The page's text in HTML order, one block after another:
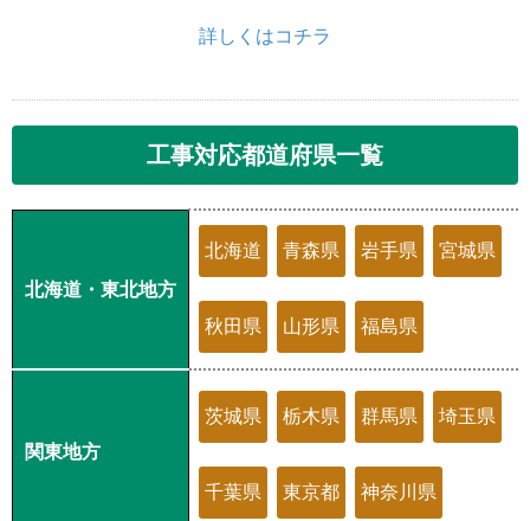
詳しくはコチラ
工事対応都道府県一覧
北海道・東北地方
北海道 青森県 岩手県 宮城県
秋田県 山形県 福島県
関東地方
茨城県 栃木県 群馬県 埼玉県
千葉県 東京都 神奈川県